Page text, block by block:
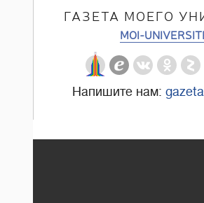
ГАЗЕТА МОЕГО
MOI-
Напишите нам: